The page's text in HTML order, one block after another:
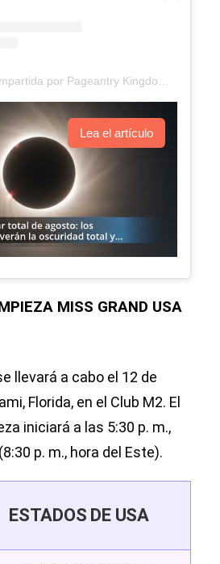
Lea el artículo
MISS GRAND USA
llevará a cabo el 12 de
Florida, en el Club M2. El
iniciará a las 5:30 p. m.,
p. m., hora del Este).
ESTADOS DE USA